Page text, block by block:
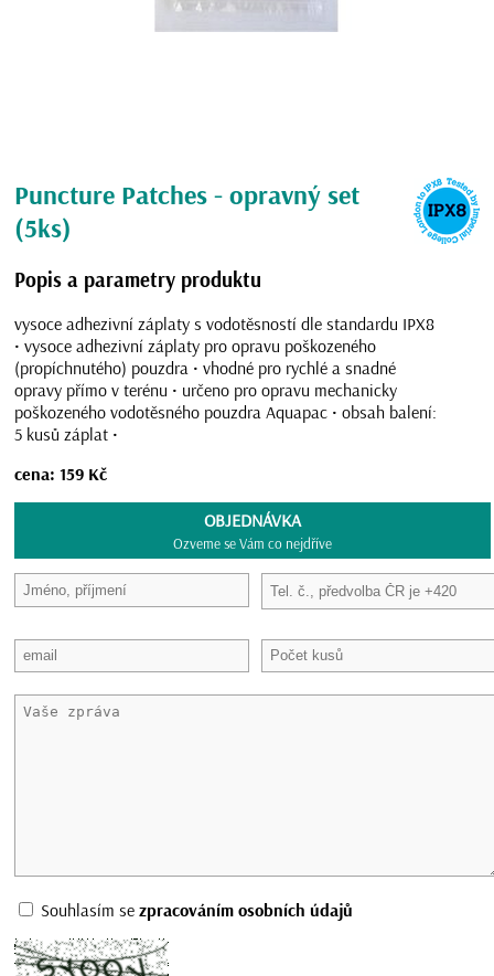
Puncture Patches - opravný set
(5ks)
Popis a parametry produktu
vysoce adhezivní záplaty s vodotěsností dle standardu IPX8
• vysoce adhezivní záplaty pro opravu poškozeného
(propíchnutého) pouzdra • vhodné pro rychlé a snadné
opravy přímo v terénu • určeno pro opravu mechanicky
poškozeného vodotěsného pouzdra Aquapac • obsah balení:
5 kusů záplat •
cena: 159 Kč
OBJEDNÁVKA
Ozveme se Vám co nejdříve
Souhlasím sezpracováním osobních údajů